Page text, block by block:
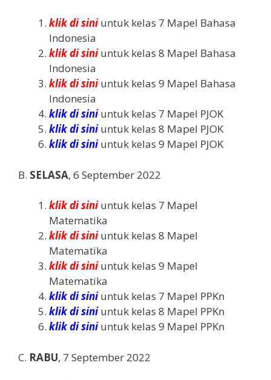
klik di siniuntuk kelas 7 Mapel Bahasa
Indonesia
klik di siniuntuk kelas 8 Mapel Bahasa
Indonesia
klik di siniuntuk kelas 9 Mapel Bahasa
Indonesia
klik di siniuntuk kelas 7 Mapel PJOK
klik di siniuntuk kelas 8 Mapel PJOK
klik di siniuntuk kelas 9 Mapel PJOK
B. SELASA, 6 September 2022
klik di siniuntuk kelas 7 Mapel
Matematika
klik di siniuntuk kelas 8 Mapel
Matematika
klik di siniuntuk kelas 9 Mapel
Matematika
klik di siniuntuk kelas 7 Mapel PPKn
klik di siniuntuk kelas 8 Mapel PPKn
klik di siniuntuk kelas 9 Mapel PPKn
C. RABU, 7 September 2022